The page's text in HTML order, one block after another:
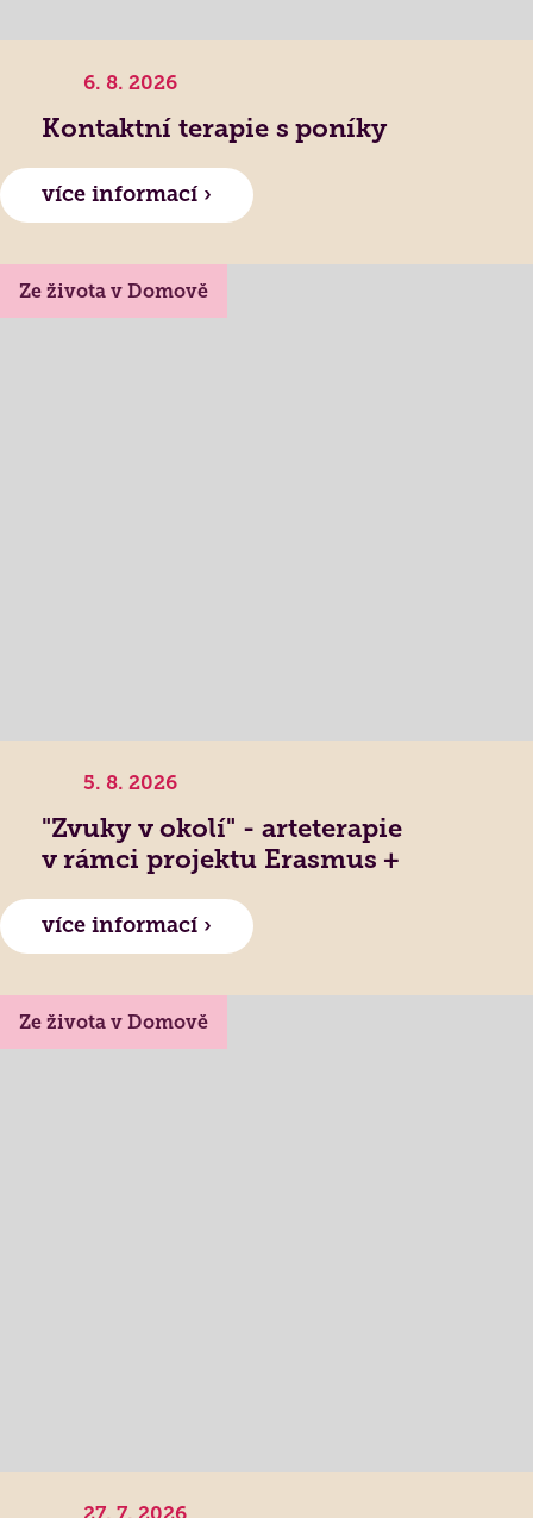
6. 8. 2026
Kontaktní terapie s poníky
více informací ›
Ze života v Domově
5. 8. 2026
"Zvuky v okolí" - arteterapie
v rámci projektu Erasmus +
více informací ›
Ze života v Domově
27. 7. 2026
Lidé často hledají